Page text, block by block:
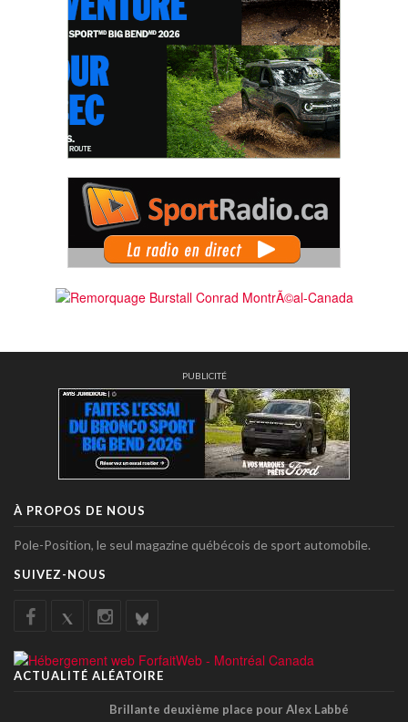
PUBLICITÉ
À PROPOS DE NOUS
Pole-Position, le seul magazine québécois de sport automobile.
SUIVEZ-NOUS
ACTUALITÉ ALÉATOIRE
Brillante deuxième place pour Alex Labbé